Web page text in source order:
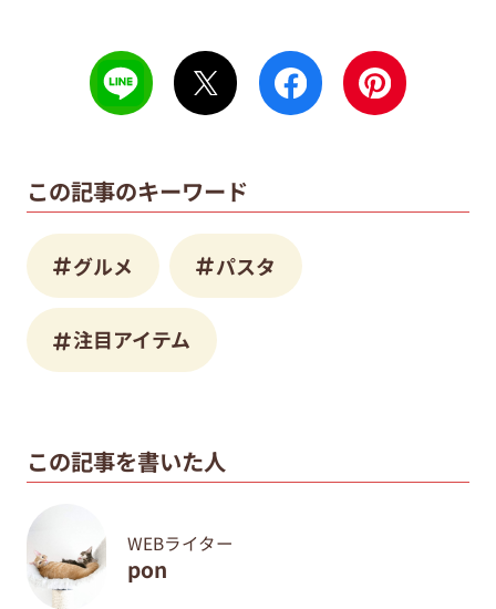
この記事のキーワード
グルメ パスタ
注目アイテム
この記事を書いた人
WEBライター
pon